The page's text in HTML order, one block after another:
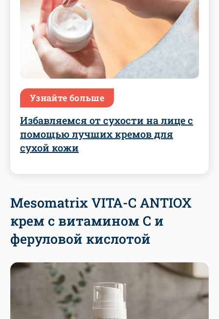
Узнайте больше
Избавляемся от сухости на лице с
помощью лучших кремов для
сухой кожи
Mesomatrix VITA-C ANTIOX
крем с витамином C и
феруловой кислотой